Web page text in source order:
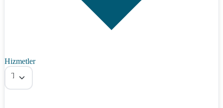
Hizmetler
Tümü